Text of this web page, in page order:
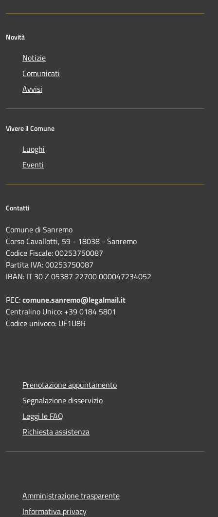
Novità
Notizie
Comunicati
Avvisi
Vivere il Comune
Luoghi
Eventi
Contatti
Comune di Sanremo
Corso Cavallotti, 59 - 18038 - Sanremo
Codice Fiscale: 00253750087
Partita IVA: 00253750087
IBAN: IT 30 Z 05387 22700 000047234052
PEC:comune.sanremo@legalmail.it
Centralino Unico: +39 0184 5801
Codice univoco: UF1U8R
Prenotazione appuntamento
Segnalazione disservizio
Leggi le FAQ
Richiesta assistenza
Amministrazione trasparente
Informativa privacy